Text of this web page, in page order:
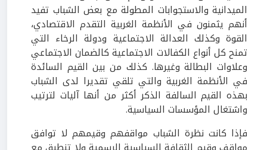
الميدانية والاستجوابات المطولة مع بعض الشباب تفيد
أنهم يثمنون في الأنظمة الغربية التقدم الاقتصادي،
القوة وكذلك العدالة الاجتماعية ودولة الرخاء التي
تمنح كل أنواع الكفالات الاجتماعية كالضمان الاجتماعي
وعلاوات البطالة وغيرها. كذلك من بين القيم السائدة
في الأنظمة الغربية والتي تلقي تقديرا لدى الشباب
بهذه القيم السالفة الذكر أكثر من أنها آليات لترتيب
واشتغال المؤسسات السياسية.
فإذا كانت نظرة الشباب مواقفهم وقيمهم لا توافق